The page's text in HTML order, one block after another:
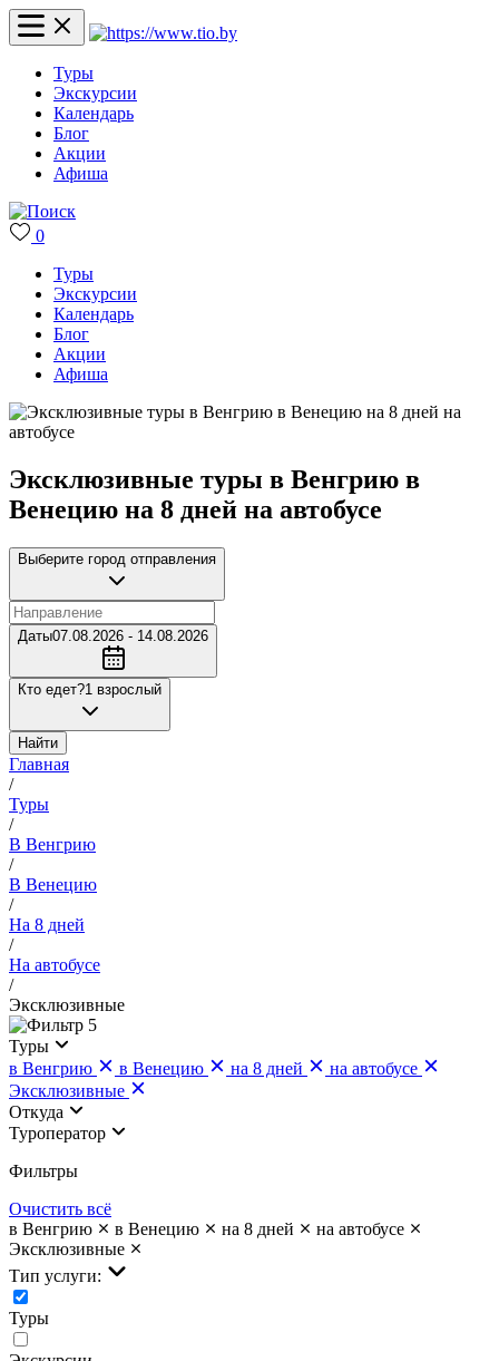
Туры
Экскурсии
Календарь
Блог
Акции
Афиша
0
Туры
Экскурсии
Календарь
Блог
Акции
Афиша
Эксклюзивные туры в Венгрию в
Венецию на 8 дней на автобусе
Выберите город отправления
Даты07.08.2026 - 14.08.2026
Кто едет?1 взрослый
Найти
Главная
/
Туры
/
В Венгрию
/
В Венецию
/
На 8 дней
/
На автобусе
/
Эксклюзивные
5
Туры
в Венгрию
в Венецию на 8 дней
на автобусе
Эксклюзивные
Откуда
Туроператор
Фильтры
Очистить всё
в Венгрию
в Венецию на 8 дней
на автобусе
Эксклюзивные
Тип услуги:
Туры